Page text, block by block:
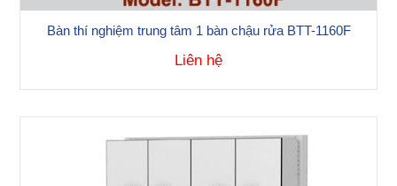
Bàn thí nghiệm trung tâm 1 bàn chậu rửa BTT-1160F
Liên hệ